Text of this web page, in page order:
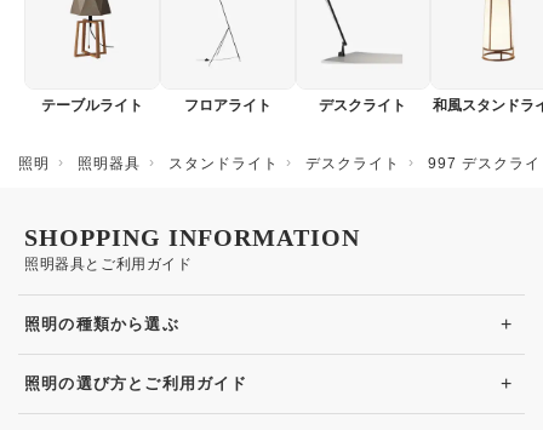
テーブルライト フロアライト デスクライト 和風スタンドラ
照明 照明器具 スタンドライト デスクライト 997 デスクラ
照明器具とご利用ガイド
SHOPPING INFORMATION
照明の種類から選ぶ +
照明の選び方とご利用ガイド +